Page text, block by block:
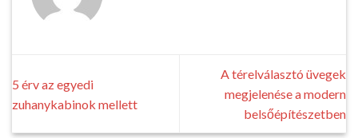
5 érv az egyedi
zuhanykabinok mellett
A térelválasztó üvegek
megjelenése a modern
belsőépítészetben